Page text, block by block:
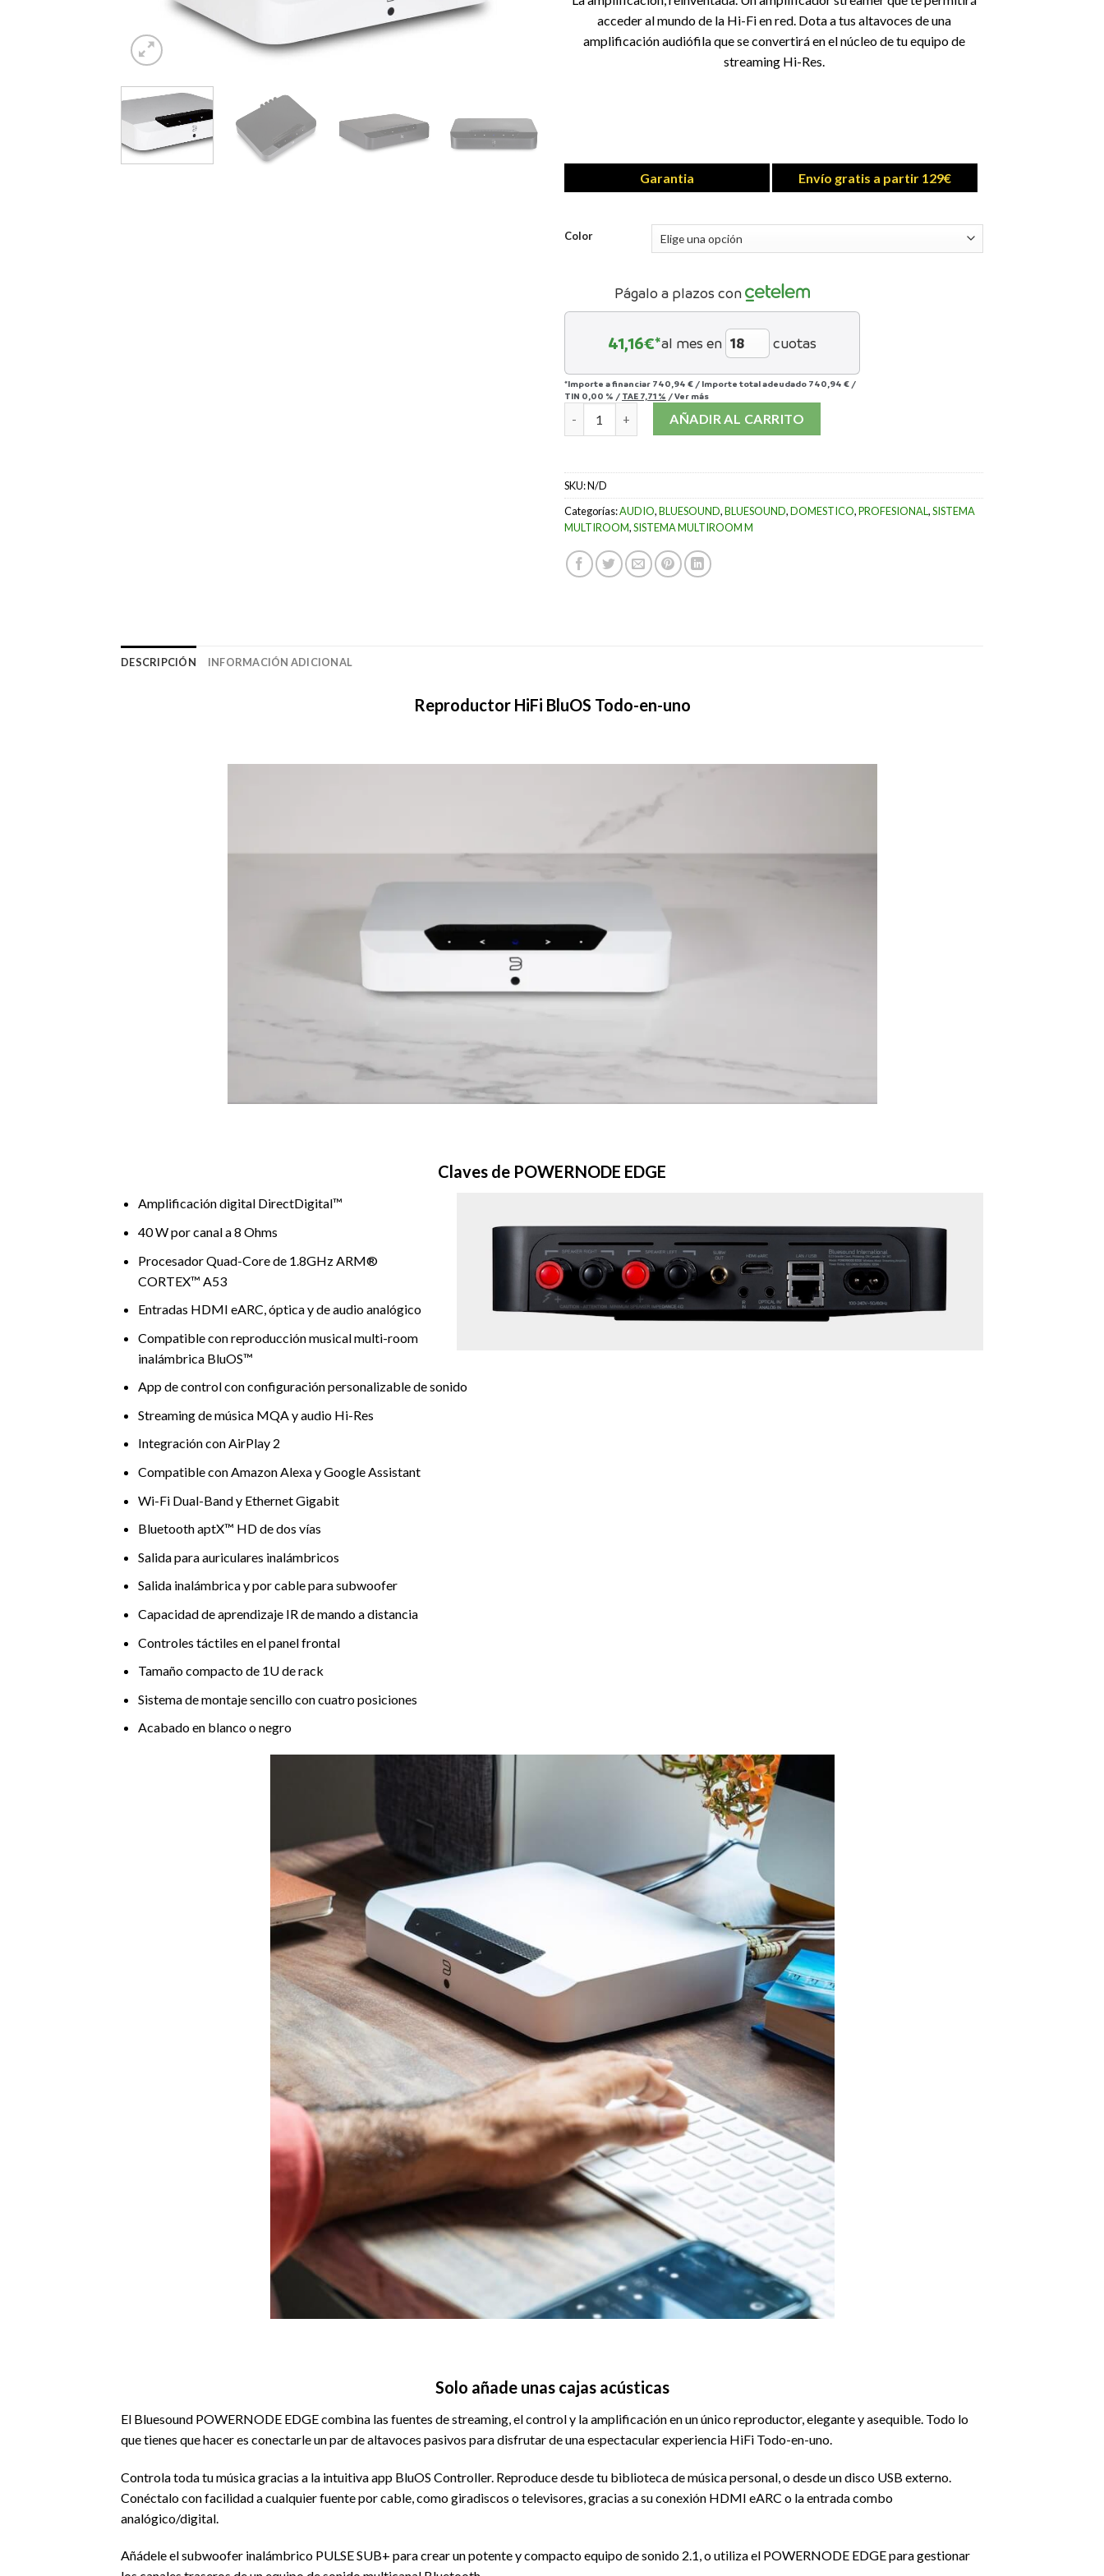
acceder al mundo de la Hi-Fi en red. Dota a tus altavoces de una
amplificación audiófila que se convertirá en el núcleo de tu equipo de
streaming Hi-Res.
Garantia Envío gratis a partir 129€
Color
Págalo a plazos con
41,16€*al mes en cuotas
*Importe a financiar 740,94 € / Importe total adeudado 740,94 € /
TIN 0,00 % / TAE 7,71 % /Ver más
BLUESOUND POWERNODE EDGE cantidad
AÑADIR AL CARRITO
SKU:N/D
Categorías:AUDIO,BLUESOUND,BLUESOUND,DOMESTICO,PROFESIONAL,SISTEMA
MULTIROOM,SISTEMA MULTIROOM M
DESCRIPCIÓN INFORMACIÓN ADICIONAL
Reproductor HiFi BluOS Todo-en-uno
Claves de POWERNODE EDGE
Amplificación digital DirectDigital™
40 W por canal a 8 Ohms
Procesador Quad-Core de 1.8GHz ARM®
CORTEX™ A53
Entradas HDMI eARC, óptica y de audio analógico
Compatible con reproducción musical multi-room
inalámbrica BluOS™
App de control con configuración personalizable de sonido
Streaming de música MQA y audio Hi-Res
Integración con AirPlay 2
Compatible con Amazon Alexa y Google Assistant
Wi-Fi Dual-Band y Ethernet Gigabit
Bluetooth aptX™ HD de dos vías
Salida para auriculares inalámbricos
Salida inalámbrica y por cable para subwoofer
Capacidad de aprendizaje IR de mando a distancia
Controles táctiles en el panel frontal
Tamaño compacto de 1U de rack
Sistema de montaje sencillo con cuatro posiciones
Acabado en blanco o negro
Solo añade unas cajas acústicas
El Bluesound POWERNODE EDGE combina las fuentes de streaming, el control y la amplificación en un único reproductor, elegante y asequible. Todo lo
que tienes que hacer es conectarle un par de altavoces pasivos para disfrutar de una espectacular experiencia HiFi Todo-en-uno.
Controla toda tu música gracias a la intuitiva app BluOS Controller. Reproduce desde tu biblioteca de música personal, o desde un disco USB externo.
Conéctalo con facilidad a cualquier fuente por cable, como giradiscos o televisores, gracias a su conexión HDMI eARC o la entrada combo
analógico/digital.
Añádele el subwoofer inalámbrico PULSE SUB+ para crear un potente y compacto equipo de sonido 2.1, o utiliza el POWERNODE EDGE para gestionar